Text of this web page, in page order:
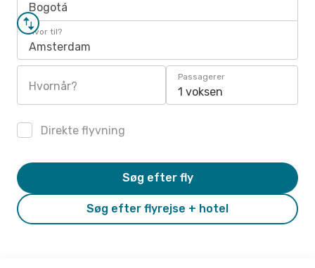
Bogotá
Hvor til?
Amsterdam
Hvornår?
Passagerer
1 voksen
Direkte flyvning
Søg efter flyrejse + hotel
Søg efter fly